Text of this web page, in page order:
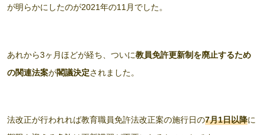
が明らかにしたのが2021年の11月でした。
あれから3ヶ月ほどが経ち、ついに教員免許更新制を廃止するため
の関連法案が閣議決定されました。
法改正が行われれば教育職員免許法改正案の施行日の7月1日以降に